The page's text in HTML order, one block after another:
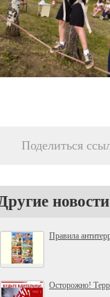
Поделиться
Правила
Осторожно!